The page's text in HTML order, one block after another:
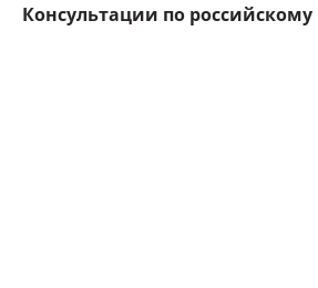
Консультации по российскому